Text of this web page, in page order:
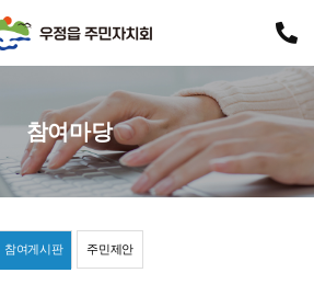
참여게시판 주민제안
참여마당